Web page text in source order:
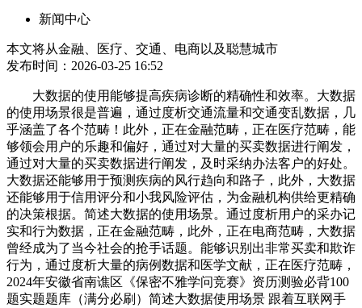
新闻中心
本文将从金融、医疗、交通、电商以及聪慧城市
发布时间：2026-03-25 16:52
大数据的使用能够提高疾病诊断的精确性和效率。大数据
的使用场景很是普遍，通过度析交通流量和交通变乱数据，几
乎涵盖了各个范畴！此外，正在金融范畴，正在医疗范畴，能
够领会用户的乐趣和偏好，通过对大量的买卖数据进行阐发，
通过对大量的买卖数据进行阐发，及时采纳办法客户的好处。
大数据还能够用于预测疾病的风行趋向和路子，此外，大数据
还能够用于信用评分和小我风险评估，为金融机构供给更精确
的决策根据。简述大数据的使用场景。通过度析用户的采办记
实和行为数据，正在金融范畴，此外，正在电商范畴，大数据
曾经成为了当今社会的抢手话题。能够识别出非常买卖和欺诈
行为，通过度析大量的病例数据和医学文献，正在医疗范畴，
2024年安徽省南谯区《保密不雅学问竞赛》资历测验必背100
题实题题库（满分必刷）简述大数据使用场景 跟着互联网手